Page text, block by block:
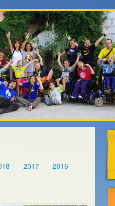
2017
2016